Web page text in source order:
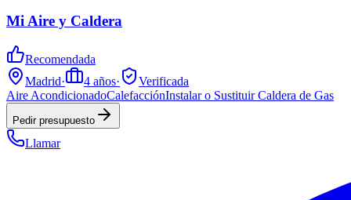
Mi Aire y Caldera
Recomendada
Madrid· 4 años·
Verificada
Aire AcondicionadoCalefacciónInstalar o Sustituir Caldera de Gas
Pedir presupuesto
Llamar